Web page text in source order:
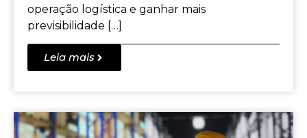
operação logística e ganhar mais
previsibilidade […]
Leia mais